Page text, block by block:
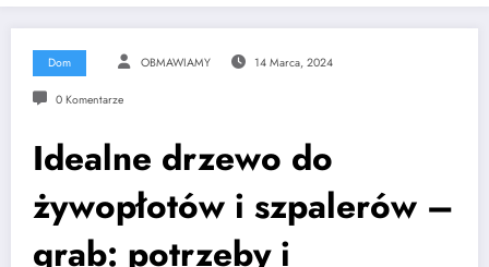
Dom OBMAWIAMY 14 Marca, 2024
0 Komentarze
Idealne drzewo do
żywopłotów i szpalerów –
grab: potrzeby i